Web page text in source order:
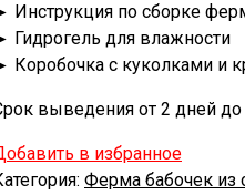
Инструкция по сборке
Гидрогель для влажности
Коробочка с куколками и
выведения от 2 дней
в избранное
Ферма бабочек из